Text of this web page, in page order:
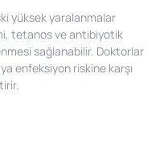
yüksek yaralanmalar
tetanos ve antibiyotik
sağlanabilir. Doktorlar
enfeksiyon riskine karşı